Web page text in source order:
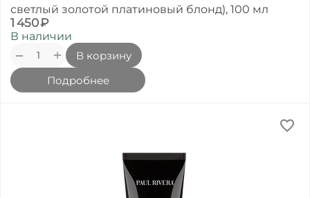
светлый золотой платиновый блонд), 100 мл
1 450₽
В наличии
+
−
В корзину
Подробнее